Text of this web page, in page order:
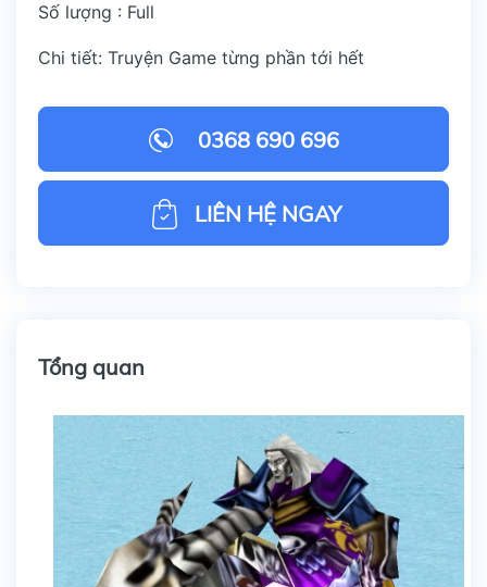
Số lượng : Full
Chi tiết: Truyện Game từng phần tới hết
0368 690 696
LIÊN HỆ NGAY
Tổng quan